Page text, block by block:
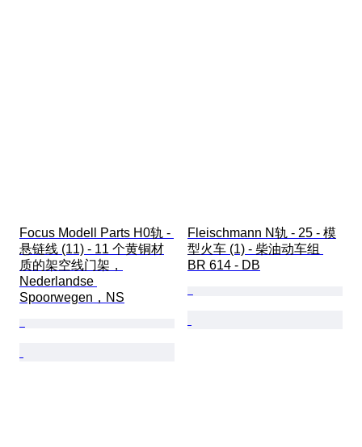
Focus Modell Parts H0轨 -
悬链线 (11) - 11 个黄铜材
质的架空线门架，
Nederlandse
Spoorwegen，NS
Fleischmann N轨 - 25 - 模
型火车 (1) - 柴油动车组
BR 614 - DB